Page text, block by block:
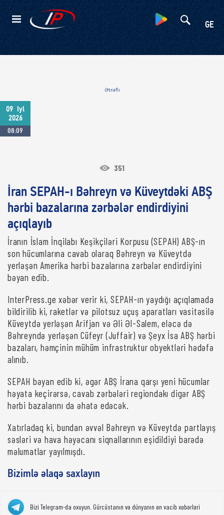
GE
Kateqoriyalar
Ətraflı
09
Iyl
2026
08:09
351
İran SEPAH-ı Bəhreyn və Küveytdəki ABŞ
hərbi bazalarına zərbələr endirdiyini
açıqlayıb
İranın İslam İnqilabı Keşikçiləri Korpusu (SEPAH) ABŞ-ın
son hücumlarına cavab olaraq Bəhreyn və Küveytdə
yerləşən Amerika hərbi bazalarına zərbələr endirdiyini
bəyan edib.
InterPress.ge xəbər verir ki, SEPAH-ın yaydığı açıqlamada
bildirilib ki, raketlər və pilotsuz uçuş aparatları vasitəsilə
Küveytdə yerləşən Arifjan və Əli Əl-Salem, eləcə də
Bəhreyndə yerləşən Cüfeyr (Juffair) və Şeyx İsa ABŞ hərbi
bazaları, həmçinin mühüm infrastruktur obyektləri hədəfə
alınıb.
SEPAH bəyan edib ki, əgər ABŞ İrana qarşı yeni hücumlar
həyata keçirərsə, cavab zərbələri regiondakı digər ABŞ
hərbi bazalarını da əhatə edəcək.
Xatırladaq ki, bundan əvvəl Bəhreyn və Küveytdə partlayış
səsləri və hava həyəcanı siqnallarının eşidildiyi barədə
məlumatlar yayılmışdı.
Bizimlə əlaqə saxlayın
Bizi Telegram-da oxuyun. Gürcüstanın və dünyanın ən vacib xəbərləri